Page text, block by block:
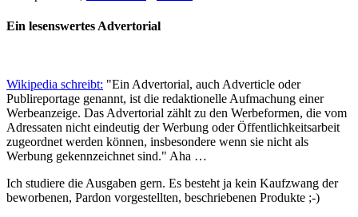
Ein lesenswertes Advertorial
Wikipedia schreibt: "Ein Advertorial, auch Adverticle oder
Publireportage genannt, ist die redaktionelle Aufmachung einer
Werbeanzeige. Das Advertorial zählt zu den Werbeformen, die vom
Adressaten nicht eindeutig der Werbung oder Öffentlichkeitsarbeit
zugeordnet werden können, insbesondere wenn sie nicht als
Werbung gekennzeichnet sind." Aha …
Ich studiere die Ausgaben gern. Es besteht ja kein Kaufzwang der
beworbenen, Pardon vorgestellten, beschriebenen Produkte ;-)